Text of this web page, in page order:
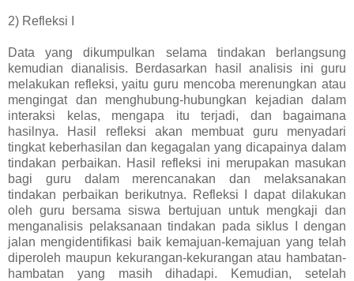
2) Refleksi I
Data yang dikumpulkan selama tindakan berlangsung
kemudian dianalisis. Berdasarkan hasil analisis ini guru
melakukan refleksi, yaitu guru mencoba merenungkan atau
mengingat dan menghubung-hubungkan kejadian dalam
interaksi kelas, mengapa itu terjadi, dan bagaimana
hasilnya. Hasil refleksi akan membuat guru menyadari
tingkat keberhasilan dan kegagalan yang dicapainya dalam
tindakan perbaikan. Hasil refleksi ini merupakan masukan
bagi guru dalam merencanakan dan melaksanakan
tindakan perbaikan berikutnya. Refleksi I dapat dilakukan
oleh guru bersama siswa bertujuan untuk mengkaji dan
menganalisis pelaksanaan tindakan pada siklus I dengan
jalan mengidentifikasi baik kemajuan-kemajuan yang telah
diperoleh maupun kekurangan-kekurangan atau hambatan-
hambatan yang masih dihadapi. Kemudian, setelah